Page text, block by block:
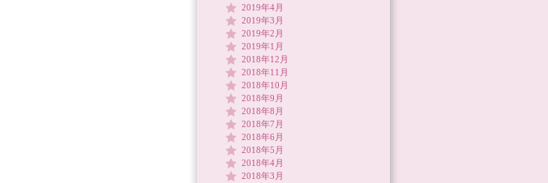
2019年4月
2019年3月
2019年2月
2019年1月
2018年12月
2018年11月
2018年10月
2018年9月
2018年8月
2018年7月
2018年6月
2018年5月
2018年4月
2018年3月